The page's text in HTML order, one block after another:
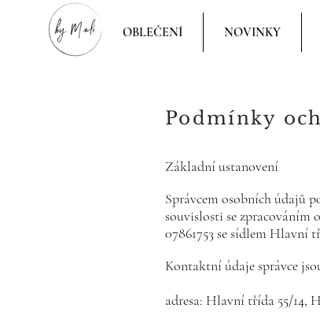
OBLEČENÍ NOVINKY
Podmínky
Základní ustanovení
Správcem osobních údajů
souvislosti se zpracováním
07861753 se sídlem Hlavní
Kontaktní údaje správce
adresa: Hlavní třída 55/14,